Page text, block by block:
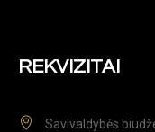
REKVIZITAI
Savivaldybės